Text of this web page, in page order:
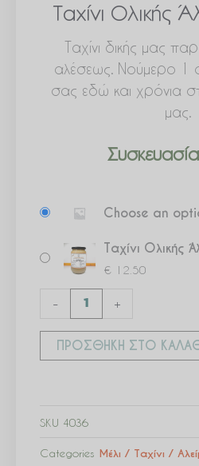
Ταχίνι Ολικής
Ταχίνι δικής μας
αλέσεως. Νούμερο 1
σας εδώ και χρόνια
μας.
Choose an
Ταχίνι Ολικής
€ 12.50
-
Ολικής
Άλεσης
700gr
+
ΠΡΟΣΘΉΚΗ ΣΤΟ
SKU 4036
Categories Μέλι / Ταχίνι /